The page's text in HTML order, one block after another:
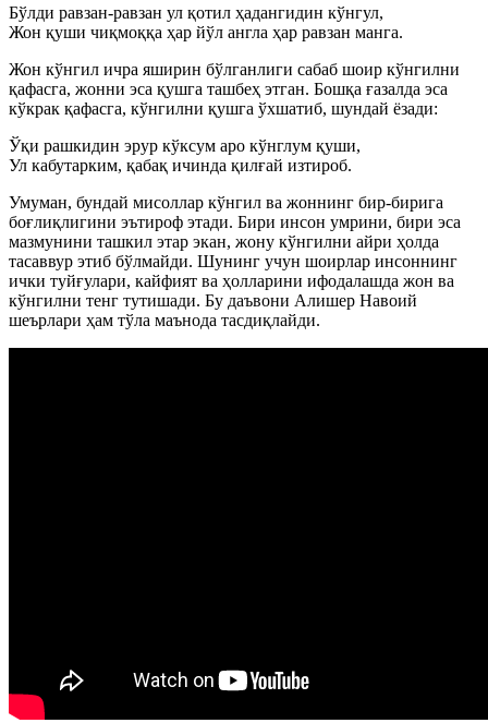
Бўлди равзан-равзан ул қотил ҳадангидин кўнгул,
Жон қуши чиқмоққа ҳар йўл англа ҳар равзан манга.
Жон кўнгил ичра яширин бўлганлиги сабаб шоир кўнгилни
қафасга, жонни эса қушга ташбеҳ этган. Бошқа ғазалда эса
кўкрак қафасга, кўнгилни қушга ўхшатиб, шундай ёзади:
Ўқи рашкидин эрур кўксум аро кўнглум қуши,
Ул кабутарким, қабақ ичинда қилғай изтироб.
Умуман, бундай мисоллар кўнгил ва жоннинг бир-бирига
боғлиқлигини эътироф этади. Бири инсон умрини, бири эса
мазмунини ташкил этар экан, жону кўнгилни айри ҳолда
тасаввур этиб бўлмайди. Шунинг учун шоирлар инсоннинг
ички туйғулари, кайфият ва ҳолларини ифодалашда жон ва
кўнгилни тенг тутишади. Бу даъвони Алишер Навоий
шеърлари ҳам тўла маънода тасдиқлайди.